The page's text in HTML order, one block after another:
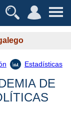
Estadísticas
DE